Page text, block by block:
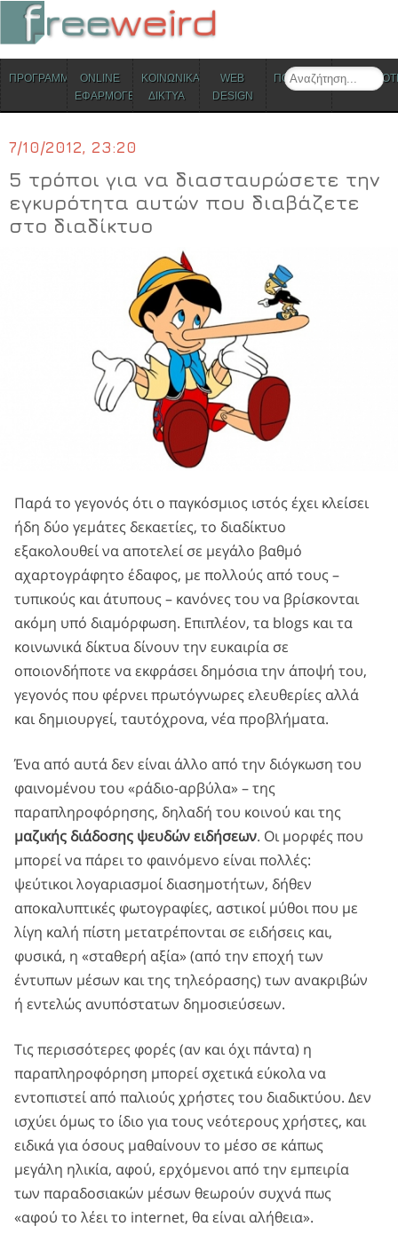
Search
Skip to content
ΠΡΟΓΡΑΜΜΑΤΑONLINE
ΕΦΑΡΜΟΓΕΣ
ΚΟΙΝΩΝΙΚΑ
ΔΙΚΤΥΑ
WEB
DESIGN
ΠΟΛΙΤΙΣΜΟΣ
7/10/2012, 23:20
5 τρόποι για να διασταυρώσετε την
εγκυρότητα αυτών που διαβάζετε
στο διαδίκτυο
Παρά το γεγονός ότι ο παγκόσμιος ιστός έχει κλείσει
ήδη δύο γεμάτες δεκαετίες, το διαδίκτυο
εξακολουθεί να αποτελεί σε μεγάλο βαθμό
αχαρτογράφητο έδαφος, με πολλούς από τους –
τυπικούς και άτυπους – κανόνες του να βρίσκονται
ακόμη υπό διαμόρφωση. Επιπλέον, τα blogs και τα
κοινωνικά δίκτυα δίνουν την ευκαιρία σε
οποιονδήποτε να εκφράσει δημόσια την άποψή του,
γεγονός που φέρνει πρωτόγνωρες ελευθερίες αλλά
και δημιουργεί, ταυτόχρονα, νέα προβλήματα.
Ένα από αυτά δεν είναι άλλο από την διόγκωση του
φαινομένου του «ράδιο-αρβύλα» – της
παραπληροφόρησης, δηλαδή του κοινού και της
μαζικής διάδοσης ψευδών ειδήσεων. Οι μορφές που
μπορεί να πάρει το φαινόμενο είναι πολλές:
ψεύτικοι λογαριασμοί διασημοτήτων, δήθεν
αποκαλυπτικές φωτογραφίες, αστικοί μύθοι που με
λίγη καλή πίστη μετατρέπονται σε ειδήσεις και,
φυσικά, η «σταθερή αξία» (από την εποχή των
έντυπων μέσων και της τηλεόρασης) των ανακριβών
ή εντελώς ανυπόστατων δημοσιεύσεων.
Τις περισσότερες φορές (αν και όχι πάντα) η
παραπληροφόρηση μπορεί σχετικά εύκολα να
εντοπιστεί από παλιούς χρήστες του διαδικτύου. Δεν
ισχύει όμως το ίδιο για τους νεότερους χρήστες, και
ειδικά για όσους μαθαίνουν το μέσο σε κάπως
μεγάλη ηλικία, αφού, ερχόμενοι από την εμπειρία
των παραδοσιακών μέσων θεωρούν συχνά πως
«αφού το λέει το internet, θα είναι αλήθεια».